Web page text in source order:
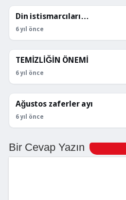
KÖŞE YAZILARI
Din istismarcıları…
6 yıl önce
KÖŞE YAZILARI
TEMİZLİĞİN ÖNEMİ
6 yıl önce
KÖŞE YAZILARI
Ağustos zaferler ayı
6 yıl önce
Bir Cevap Yazın